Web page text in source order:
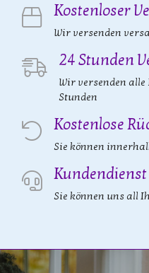
Kostenloser
Wir versenden
24 Stunden
Wir versenden
Stunden
Kostenlose
Sie können
Kundendienst
Sie können uns all